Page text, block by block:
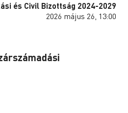
és Civil Bizottság 2024-2029
2026 május 26, 13:00